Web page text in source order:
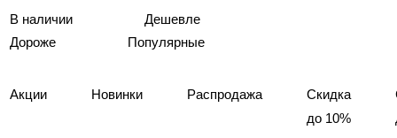
В наличии
Дешевле
Дороже
Популярные
Акции Новинки Распродажа
Скидка
до 10%